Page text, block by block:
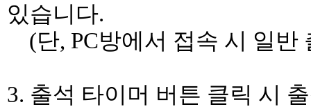
있습니다.
(단, PC방에서 접속 시 일반
3. 출석 타이머 버튼 클릭 시